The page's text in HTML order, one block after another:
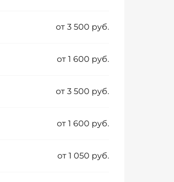
от 3 500 руб.
от 1 600 руб.
от 3 500 руб.
от 1 600 руб.
от 1 050 руб.